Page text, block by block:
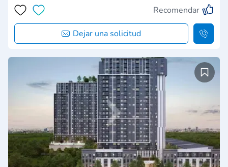
Recomendar
Dejar una solicitud